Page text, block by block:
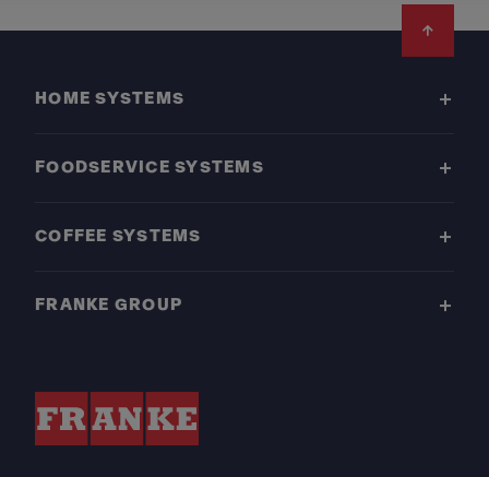
HOME SYSTEMS
FOODSERVICE SYSTEMS
COFFEE SYSTEMS
FRANKE GROUP